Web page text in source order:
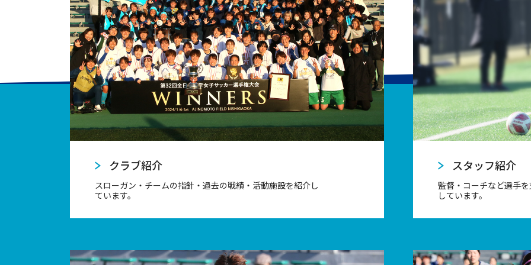
クラブ紹介
スローガン・チームの指針・過去の戦績・活動施設を紹介し
ています。
スタッフ紹介
監督・コーチなど選手
しています。